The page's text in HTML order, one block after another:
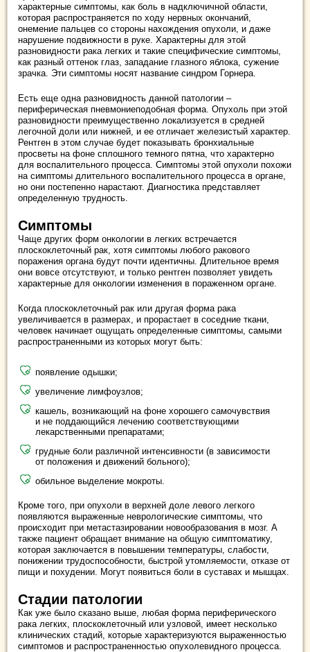
характерные симптомы, как боль в надключичной области,
которая распространяется по ходу нервных окончаний,
онемение пальцев со стороны нахождения опухоли, и даже
нарушение подвижности в руке. Характерны для этой
разновидности рака легких и такие специфические симптомы,
как разный оттенок глаз, западание глазного яблока, сужение
зрачка. Эти симптомы носят название синдром Горнера.
Есть еще одна разновидность данной патологии –
периферическая пневмониеподобная форма. Опухоль при этой
разновидности преимущественно локализуется в средней
легочной доли или нижней, и ее отличает железистый характер.
Рентген в этом случае будет показывать бронхиальные
просветы на фоне сплошного темного пятна, что характерно
для воспалительного процесса. Симптомы этой опухоли похожи
на симптомы длительного воспалительного процесса в органе,
но они постепенно нарастают. Диагностика представляет
определенную трудность.
Симптомы
Чаще других форм онкологии в легких встречается
плоскоклеточный рак, хотя симптомы любого ракового
поражения органа будут почти идентичны. Длительное время
они вовсе отсутствуют, и только рентген позволяет увидеть
характерные для онкологии изменения в пораженном органе.
Когда плоскоклеточный рак или другая форма рака
увеличивается в размерах, и прорастает в соседние ткани,
человек начинает ощущать определенные симптомы, самыми
распространенными из которых могут быть:
появление одышки;
увеличение лимфоузлов;
кашель, возникающий на фоне хорошего самочувствия
и не поддающийся лечению соответствующими
лекарственными препаратами;
грудные боли различной интенсивности (в зависимости
от положения и движений больного);
обильное выделение мокроты.
Кроме того, при опухоли в верхней доле левого легкого
появляются выраженные неврологические симптомы, что
происходит при метастазировании новообразования в мозг. А
также пациент обращает внимание на общую симптоматику,
которая заключается в повышении температуры, слабости,
понижении трудоспособности, быстрой утомляемости, отказе от
пищи и похудении. Могут появиться боли в суставах и мышцах.
Стадии патологии
Как уже было сказано выше, любая форма периферического
рака легких, плоскоклеточный или узловой, имеет несколько
клинических стадий, которые характеризуются выраженностью
симптомов и распространенностью опухолевидного процесса.